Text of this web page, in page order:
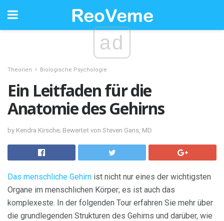
ad
Theorien Biologische Psychologie
Ein Leitfaden für die
Anatomie des Gehirns
by Kendra Kirsche; Bewertet von Steven Gans, MD
Das menschliche Gehirn ist nicht nur eines der wichtigsten
Organe im menschlichen Körper; es ist auch das
komplexeste. In der folgenden Tour erfahren Sie mehr über
die grundlegenden Strukturen des Gehirns und darüber, wie